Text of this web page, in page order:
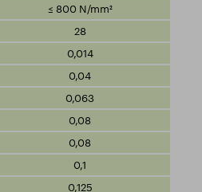
≤ 800 N/mm²
28
0,014
0,04
0,063
0,08
0,08
0,1
0,125